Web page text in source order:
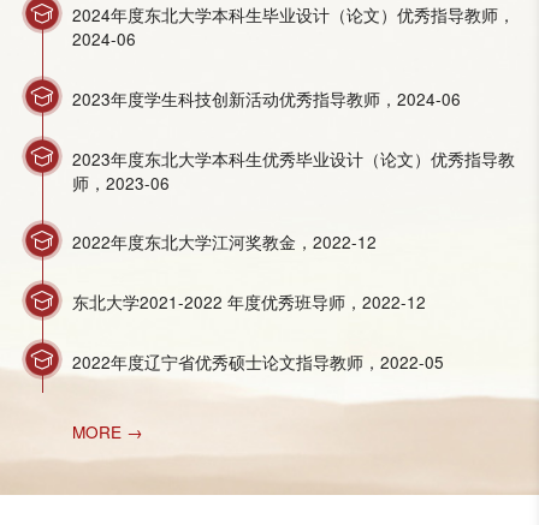
2024年度东北大学本科生毕业设计（论文）优秀指导教师，
2024-06
2023年度学生科技创新活动优秀指导教师，2024-06
2023年度东北大学本科生优秀毕业设计（论文）优秀指导教
师，2023-06
2022年度东北大学江河奖教金，2022-12
东北大学2021-2022 年度优秀班导师，2022-12
2022年度辽宁省优秀硕士论文指导教师，2022-05
MORE →